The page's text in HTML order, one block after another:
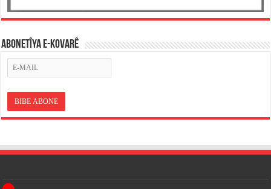
ABONETÎYA E-KOVARÊ